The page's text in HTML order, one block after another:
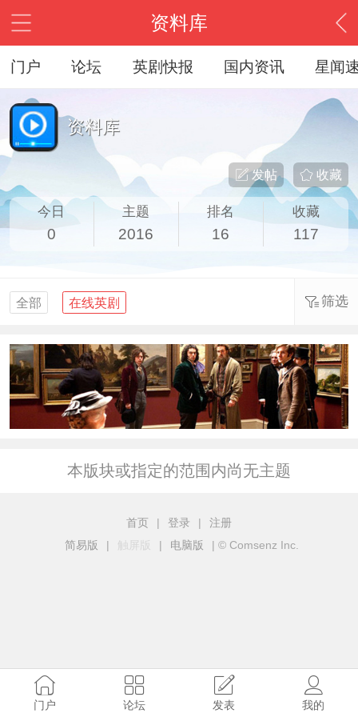
资料库
门户 论坛 英剧快报 国内资讯 星闻
资料库
收藏
发帖
今日
0
主题
2016
排名
16
收藏
117
全部 在线英剧 筛选
本版块或指定的范围内尚无主题
首页 | 登录 |
注册
简易版
| 触屏版 | 电脑版 | © Comsenz Inc.
门户 论坛 发表 我的